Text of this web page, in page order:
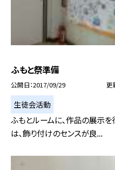
ふもと祭準備
公開日 2017/09/29 更
生徒会活動
ふもとルームに、作品の展示
は、飾り付けのセンスが良...